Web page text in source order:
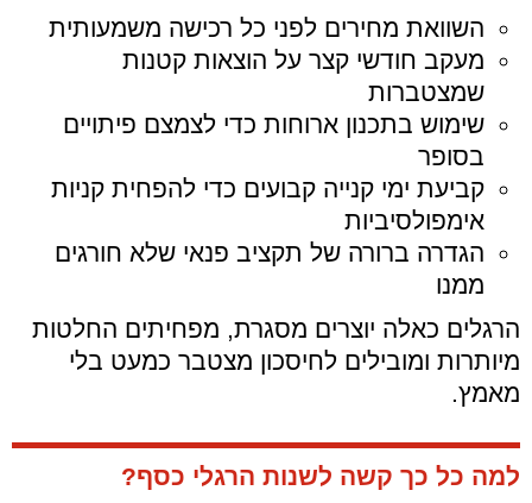
השוואת מחירים לפני כל רכישה משמעותית
מעקב חודשי קצר על הוצאות קטנות
שמצטברות
שימוש בתכנון ארוחות כדי לצמצם פיתויים
בסופר
קביעת ימי קנייה קבועים כדי להפחית קניות
אימפולסיביות
הגדרה ברורה של תקציב פנאי שלא חורגים
ממנו
הרגלים כאלה יוצרים מסגרת, מפחיתים החלטות
מיותרות ומובילים לחיסכון מצטבר כמעט בלי
מאמץ.
למה כל כך קשה לשנות הרגלי כסף?